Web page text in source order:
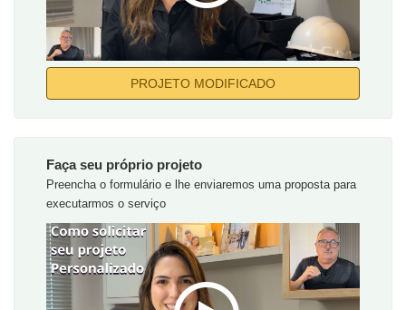
PROJETO MODIFICADO
Faça seu próprio projeto
Preencha o formulário e lhe enviaremos uma proposta para
executarmos o serviço